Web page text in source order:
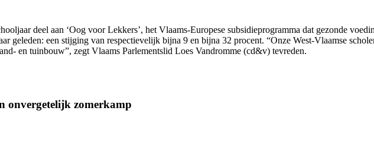
deel aan ‘Oog voor Lekkers’, het Vlaams-Europese subsidieprogramma dat gezonde
geleden: een stijging van respectievelijk bijna 9 en bijna 32 procent. “Onze West-Vlaamse
en tuinbouw”, zegt Vlaams Parlementslid Loes Vandromme (cd&v) tevreden.
onvergetelijk zomerkamp